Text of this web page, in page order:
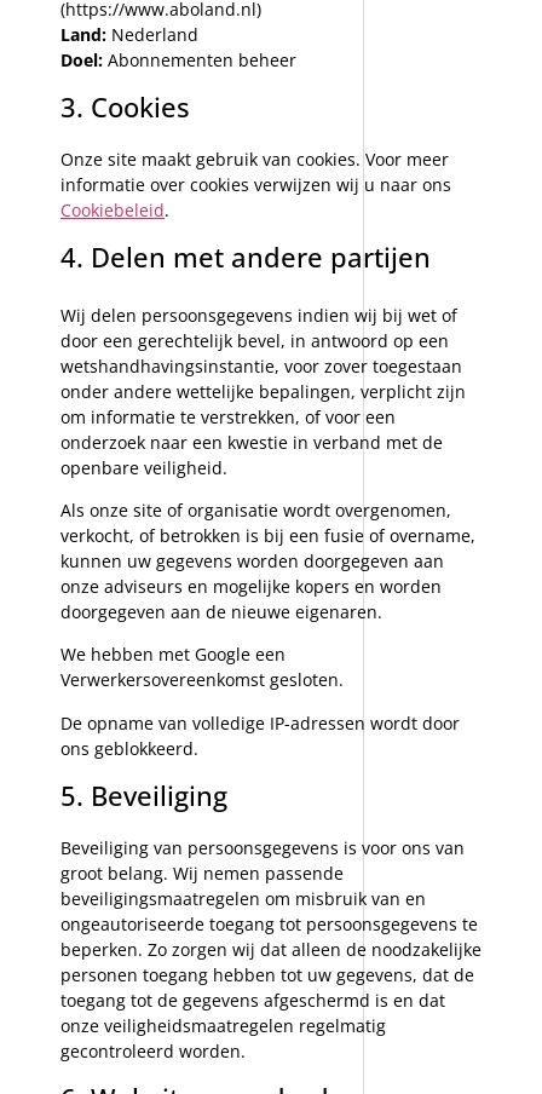
(https://www.aboland.nl)
Land: Nederland
Doel: Abonnementen beheer
3. Cookies
Onze site maakt gebruik van cookies. Voor meer
informatie over cookies verwijzen wij u naar ons
Cookiebeleid.
4. Delen met andere partijen
Wij delen persoonsgegevens indien wij bij wet of
door een gerechtelijk bevel, in antwoord op een
wetshandhavingsinstantie, voor zover toegestaan
onder andere wettelijke bepalingen, verplicht zijn
om informatie te verstrekken, of voor een
onderzoek naar een kwestie in verband met de
openbare veiligheid.
Als onze site of organisatie wordt overgenomen,
verkocht, of betrokken is bij een fusie of overname,
kunnen uw gegevens worden doorgegeven aan
onze adviseurs en mogelijke kopers en worden
doorgegeven aan de nieuwe eigenaren.
We hebben met Google een
Verwerkersovereenkomst gesloten.
De opname van volledige IP-adressen wordt door
ons geblokkeerd.
5. Beveiliging
Beveiliging van persoonsgegevens is voor ons van
groot belang. Wij nemen passende
beveiligingsmaatregelen om misbruik van en
ongeautoriseerde toegang tot persoonsgegevens te
beperken. Zo zorgen wij dat alleen de noodzakelijke
personen toegang hebben tot uw gegevens, dat de
toegang tot de gegevens afgeschermd is en dat
onze veiligheidsmaatregelen regelmatig
gecontroleerd worden.